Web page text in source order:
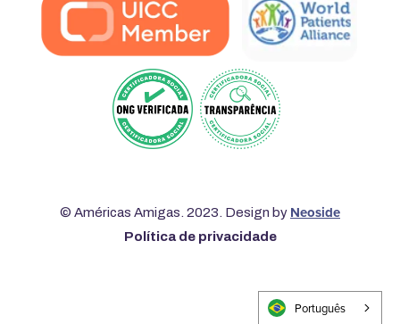
© Américas Amigas. 2023. Design by Neoside
Política de privacidade
Português